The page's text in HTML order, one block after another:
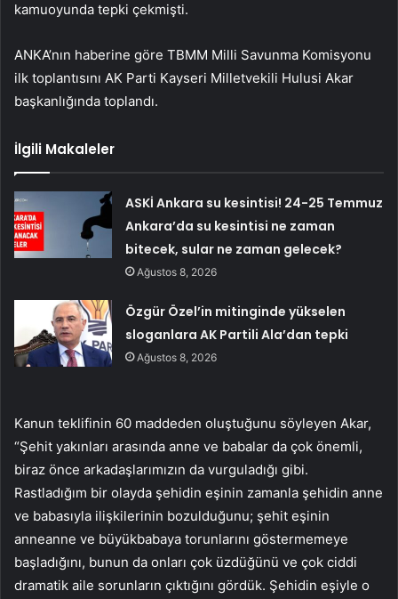
kamuoyunda tepki çekmişti.
ANKA’nın haberine göre TBMM Milli Savunma Komisyonu
ilk toplantısını AK Parti Kayseri Milletvekili Hulusi Akar
başkanlığında toplandı.
İlgili Makaleler
ASKİ Ankara su kesintisi! 24-25 Temmuz
Ankara’da su kesintisi ne zaman
bitecek, sular ne zaman gelecek?
Ağustos 8, 2026
Özgür Özel’in mitinginde yükselen
sloganlara AK Partili Ala’dan tepki
Ağustos 8, 2026
Kanun teklifinin 60 maddeden oluştuğunu söyleyen Akar,
“Şehit yakınları arasında anne ve babalar da çok önemli,
biraz önce arkadaşlarımızın da vurguladığı gibi.
Rastladığım bir olayda şehidin eşinin zamanla şehidin anne
ve babasıyla ilişkilerinin bozulduğunu; şehit eşinin
anneanne ve büyükbabaya torunlarını göstermemeye
başladığını, bunun da onları çok üzdüğünü ve çok ciddi
dramatik aile sorunların çıktığını gördük. Şehidin eşiyle o